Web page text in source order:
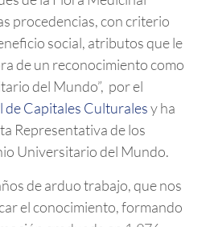
procedencias, con criterio
social, atributos que le
de un reconocimiento como
del Mundo”, por el
Capitales Culturalesy ha
Representativa de los
Universitario del Mundo.
de arduo trabajo, que nos
el conocimiento, formando